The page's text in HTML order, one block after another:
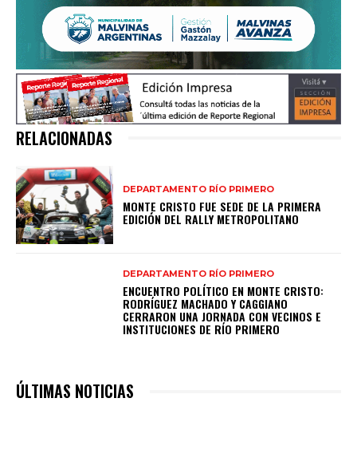
RELACIONADAS
DEPARTAMENTO RÍO PRIMERO
MONTE CRISTO FUE SEDE DE LA PRIMERA
EDICIÓN DEL RALLY METROPOLITANO
DEPARTAMENTO RÍO PRIMERO
ENCUENTRO POLÍTICO EN MONTE CRISTO:
RODRÍGUEZ MACHADO Y CAGGIANO
CERRARON UNA JORNADA CON VECINOS E
INSTITUCIONES DE RÍO PRIMERO
ÚLTIMAS NOTICIAS